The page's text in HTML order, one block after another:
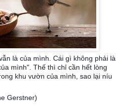
là của mình. Cái gì không phải là
mình". Thế thì chỉ cần hết lòng
khu vườn của mình, sao lại níu
Gerstner)